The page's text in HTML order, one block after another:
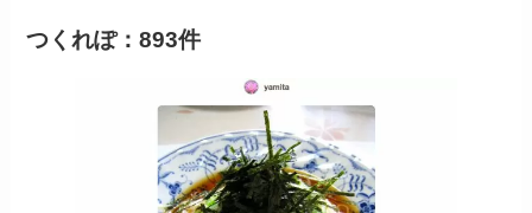
つくれぽ：893件